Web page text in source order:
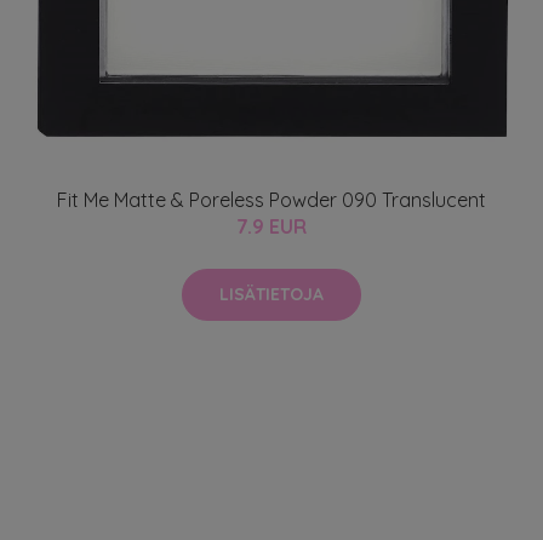
Fit Me Matte & Poreless Powder 090 Translucent
7.9 EUR
LISÄTIETOJA